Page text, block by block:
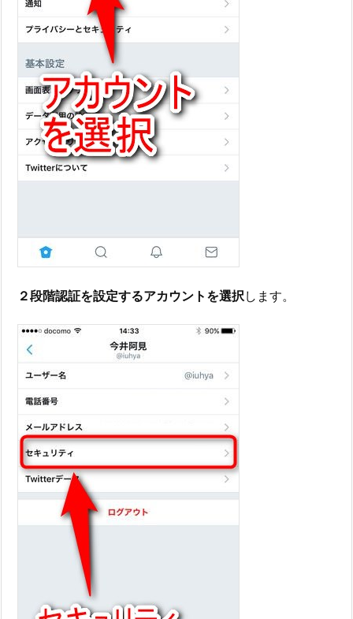
２段階認証を設定するアカウントを選択します。